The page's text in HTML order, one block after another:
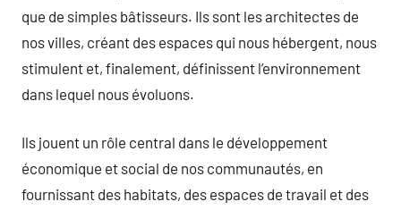
que de simples bâtisseurs. Ils sont les architectes de
nos villes, créant des espaces qui nous hébergent, nous
stimulent et, finalement, définissent l’environnement
dans lequel nous évoluons.
Ils jouent un rôle central dans le développement
économique et social de nos communautés, en
fournissant des habitats, des espaces de travail et des